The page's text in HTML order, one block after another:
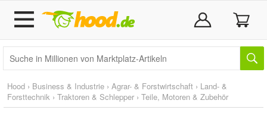
Hood › Business & Industrie › Agrar- & Forstwirtschaft › Land- &
Forsttechnik › Traktoren & Schlepper › Teile, Motoren & Zubehör